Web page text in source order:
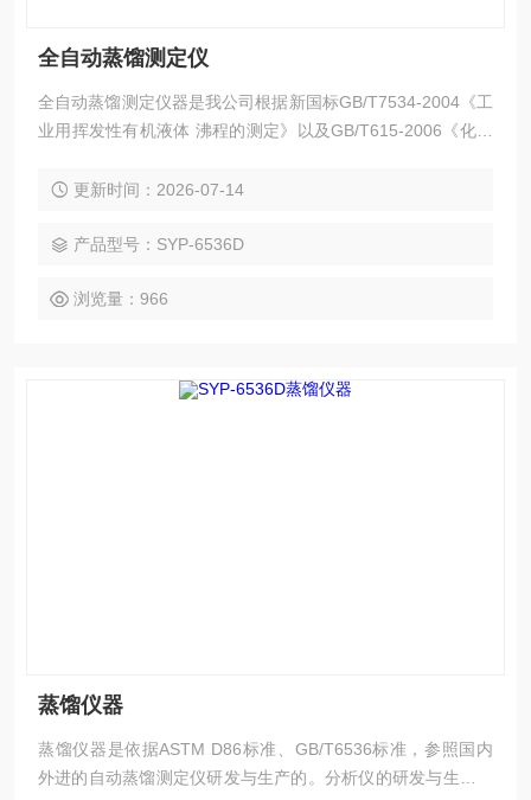
全自动蒸馏测定仪
全自动蒸馏测定仪器是我公司根据新国标GB/T7534-2004《工
业用挥发性有机液体 沸程的测定》以及GB/T615-2006《化学
剂异丙醇和工业用丙酮等)的馏程标准方法来设计制造的，同时
《焦化轻油类产品馏程的测定》和GB/T3146.1-2010 《工业
更新时间：2026-07-14
产品型号：SYP-6536D
浏览量：966
蒸馏仪器
蒸馏仪器是依据ASTM D86标准、GB/T6536标准，参照国内
外进的自动蒸馏测定仪研发与生产的。分析仪的研发与生产采